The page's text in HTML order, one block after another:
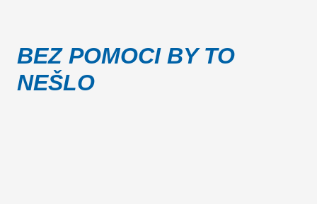
BEZ POMOCI BY TO
NEŠLO